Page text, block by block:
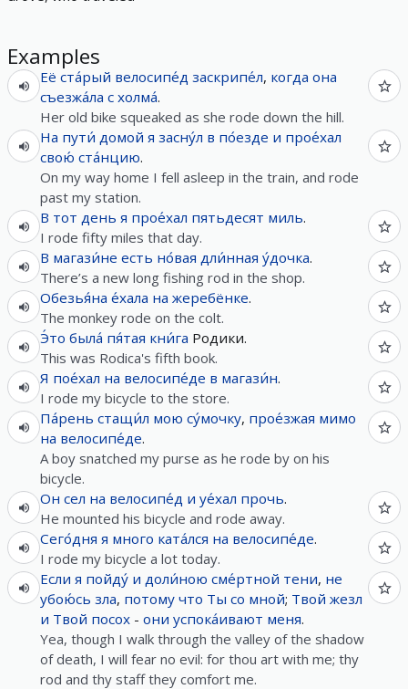
Examples
Её ста́рый велосипе́д заскрипе́л, когда она
съезжа́ла с холма́.
Her old bike squeaked as she rode down the hill.
На пути́ домой я засну́л в по́езде и прое́хал
свою́ ста́нцию.
On my way home I fell asleep in the train, and rode
past my station.
В тот день я прое́хал пятьдесят миль.
I rode fifty miles that day.
В магази́не есть но́вая дли́нная у́дочка.
There’s a new long fishing rod in the shop.
Обезья́на е́хала на жеребёнке.
The monkey rode on the colt.
Э́то была́ пя́тая кни́га Родики.
This was Rodica's fifth book.
Я пое́хал на велосипе́де в магази́н.
I rode my bicycle to the store.
Па́рень стащи́л мою су́мочку, прое́зжая мимо
на велосипе́де.
A boy snatched my purse as he rode by on his
bicycle.
Он сел на велосипе́д и уе́хал прочь.
He mounted his bicycle and rode away.
Сего́дня я много ката́лся на велосипе́де.
I rode my bicycle a lot today.
Если я пойду́ и доли́ною сме́ртной тени, не
убою́сь зла, потому что Ты со мной; Твой жезл
и Твой посох - они успока́ивают меня.
Yea, though I walk through the valley of the shadow
of death, I will fear no evil: for thou art with me; thy
rod and thy staff they comfort me.